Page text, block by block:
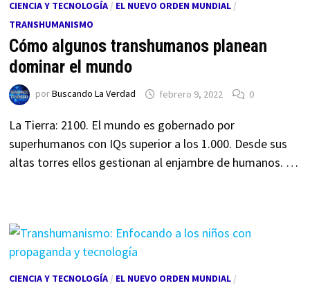
CIENCIA Y TECNOLOGÍA/ EL NUEVO ORDEN MUNDIAL/
TRANSHUMANISMO
Cómo algunos transhumanos planean
dominar el mundo
porBuscando La Verdad febrero 9, 2022 0
La Tierra: 2100. El mundo es gobernado por
superhumanos con IQs superior a los 1.000. Desde sus
altas torres ellos gestionan al enjambre de humanos. …
CIENCIA Y TECNOLOGÍA/ EL NUEVO ORDEN MUNDIAL/